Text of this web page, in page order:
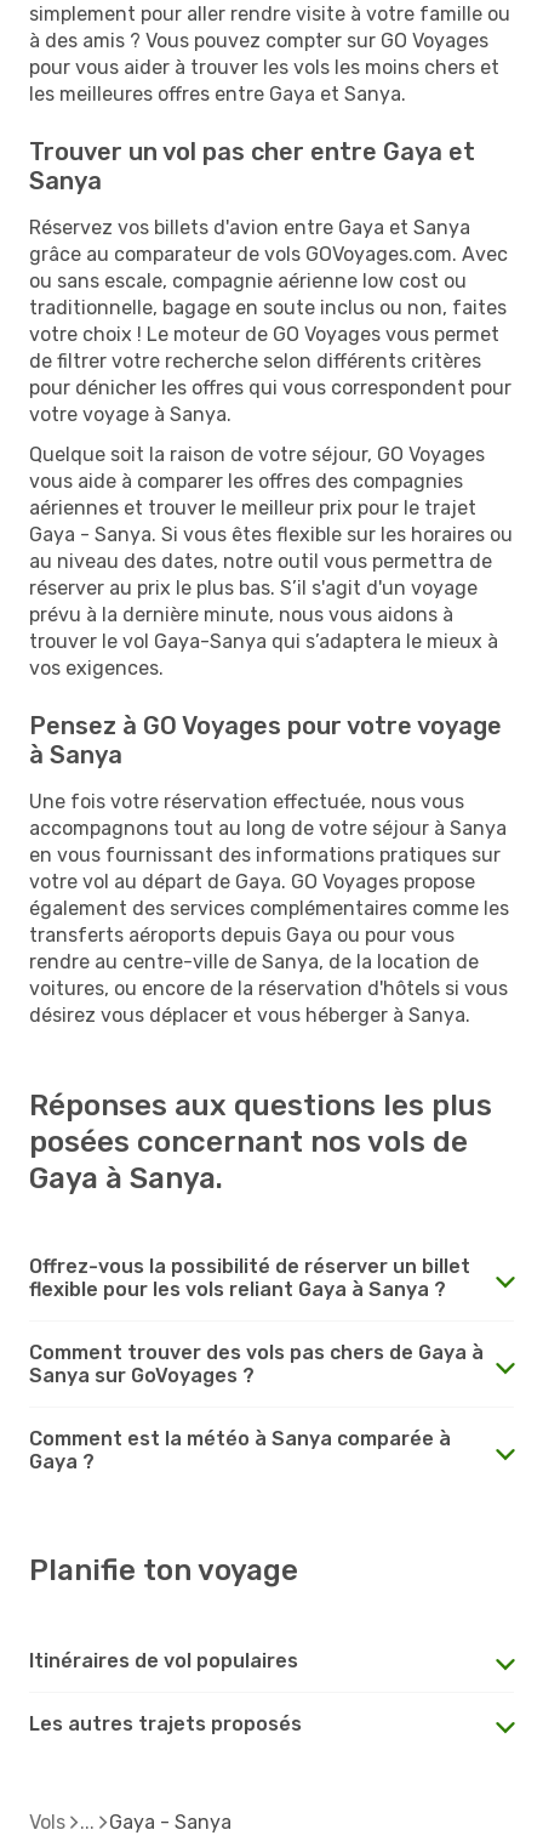
simplement pour aller rendre visite à votre famille ou
à des amis ? Vous pouvez compter sur GO Voyages
pour vous aider à trouver les vols les moins chers et
les meilleures offres entre Gaya et Sanya.
Trouver un vol pas cher entre Gaya et
Sanya
Réservez vos billets d'avion entre Gaya et Sanya
grâce au comparateur de vols GOVoyages.com. Avec
ou sans escale, compagnie aérienne low cost ou
traditionnelle, bagage en soute inclus ou non, faites
votre choix ! Le moteur de GO Voyages vous permet
de filtrer votre recherche selon différents critères
pour dénicher les offres qui vous correspondent pour
votre voyage à Sanya.
Quelque soit la raison de votre séjour, GO Voyages
vous aide à comparer les offres des compagnies
aériennes et trouver le meilleur prix pour le trajet
Gaya - Sanya. Si vous êtes flexible sur les horaires ou
au niveau des dates, notre outil vous permettra de
réserver au prix le plus bas. S’il s'agit d'un voyage
prévu à la dernière minute, nous vous aidons à
trouver le vol Gaya-Sanya qui s’adaptera le mieux à
vos exigences.
Pensez à GO Voyages pour votre voyage
à Sanya
Une fois votre réservation effectuée, nous vous
accompagnons tout au long de votre séjour à Sanya
en vous fournissant des informations pratiques sur
votre vol au départ de Gaya. GO Voyages propose
également des services complémentaires comme les
transferts aéroports depuis Gaya ou pour vous
rendre au centre-ville de Sanya, de la location de
voitures, ou encore de la réservation d'hôtels si vous
désirez vous déplacer et vous héberger à Sanya.
Réponses aux questions les plus
posées concernant nos vols de
Gaya à Sanya.
Offrez-vous la possibilité de réserver un billet
flexible pour les vols reliant Gaya à Sanya ?
Comment trouver des vols pas chers de Gaya à
Sanya sur GoVoyages ?
Comment est la météo à Sanya comparée à
Gaya ?
Planifie ton voyage
Itinéraires de vol populaires
Les autres trajets proposés
Vols Gaya - Sanya